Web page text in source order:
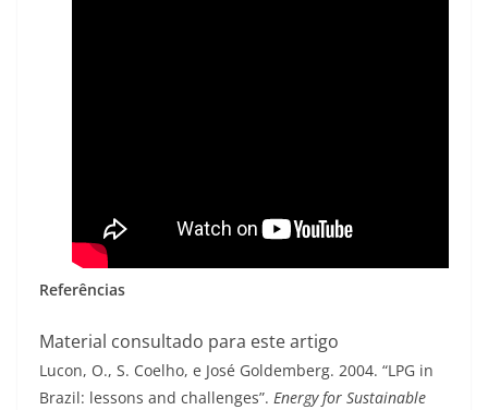
Referências
Material consultado para este artigo
Lucon, O., S. Coelho, e José Goldemberg. 2004. “LPG in
Brazil: lessons and challenges”. Energy for Sustainable